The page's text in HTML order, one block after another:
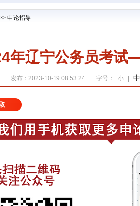
申论指导
年辽宁公务员考
发布：2023-10-19 08:53:24 字号： 小 中